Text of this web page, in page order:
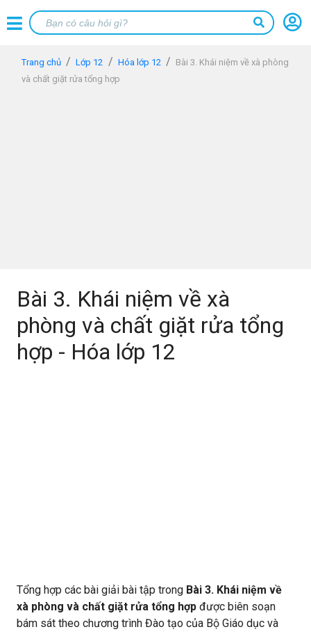
Trang chủ Lớp 12 Hóa lớp 12
Bài 3. Khái niệm về xà phòng
và chất giặt rửa tổng hợp
Bài 3. Khái niệm về xà
phòng và chất giặt rửa tổng
hợp - Hóa lớp 12
Tổng hợp các bài giải bài tập trong Bài 3. Khái niệm về
xà phòng và chất giặt rửa tổng hợp được biên soạn
bám sát theo chương trình Đào tạo của Bộ Giáo dục và